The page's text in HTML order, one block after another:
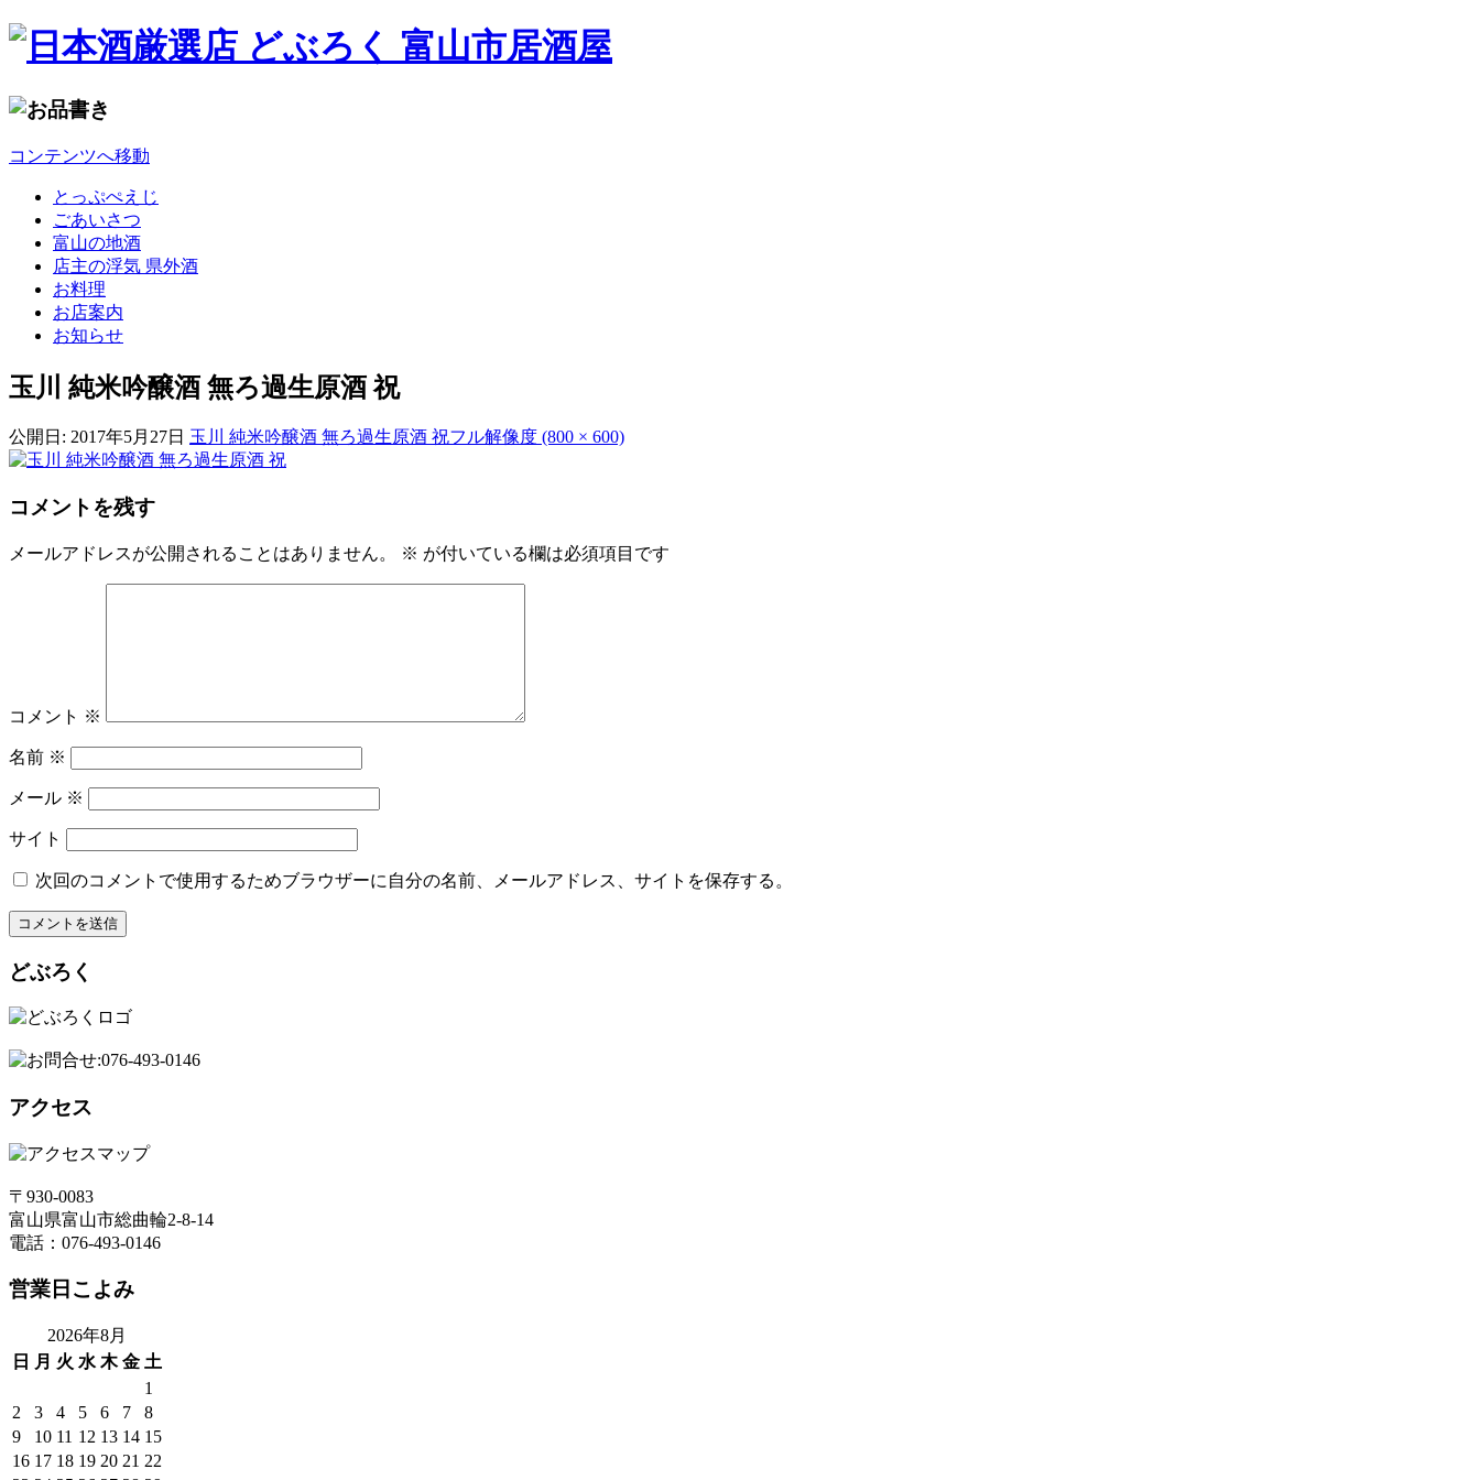
コンテンツへ移動
とっぷぺえじ
ごあいさつ
富山の地酒
店主の浮気 県外酒
お料理
お店案内
お知らせ
玉川 純米吟醸酒 無ろ過生原酒 祝
公開日: 2017年5月27日 玉川 純米吟醸酒 無ろ過生原酒 祝フル解像度 (800 × 600)
コメントを残す
メールアドレスが公開されることはありません。 ※ が付いている欄は必須項目です
コメント ※
名前 ※
メール ※
サイト
次回のコメントで使用するためブラウザーに自分の名前、メールアドレス、サイトを保存する。
どぶろく
アクセス
〒930-0083
富山県富山市総曲輪2-8-14
電話：076-493-0146
営業日こよみ
2026年8月
日
月 火 水 木 金 土
1
2
3 4 5 6 7
8
9
10 11 12 13 14 15
16 17 18 19 20 21 22